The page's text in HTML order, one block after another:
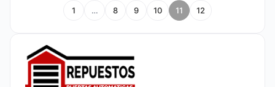
1 … 8 9 10 11 12